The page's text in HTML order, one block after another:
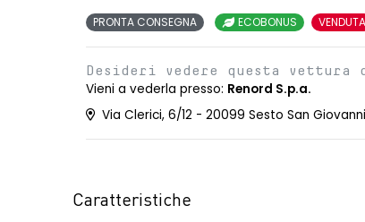
PRONTA CONSEGNA ECOBONUS VENDUTA
Desideri vedere questa vettura
Vieni a vederla presso: Renord S.p.a.
Via Clerici, 6/12 - 20099 Sesto San
Caratteristiche